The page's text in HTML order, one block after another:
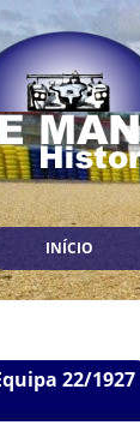
INÍCIO
22/1927